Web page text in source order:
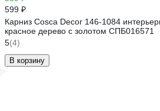
599 ₽
Карниз Cosca Decor 146-1084
красное дерево с золотом СПБ016571
5(4)
В корзину